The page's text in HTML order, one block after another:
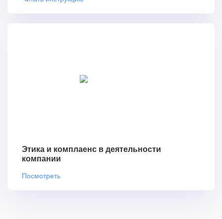
Этика и комплаенс в деятельности
компании
Посмотреть